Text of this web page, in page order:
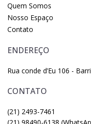
Quem Somos
Nosso Espaço
Contato
ENDEREÇO
Rua conde d’Eu 106 -
CONTATO
(21) 2493-7461
(21) 98490-6138